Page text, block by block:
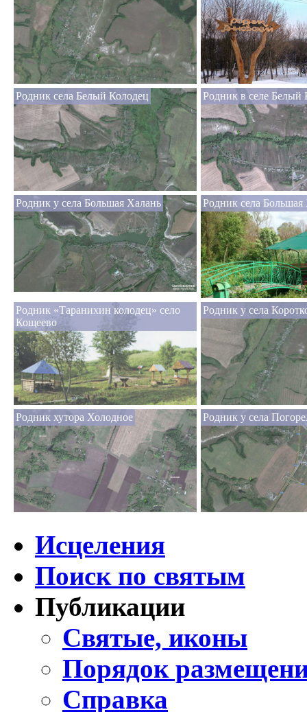
Родник села Белый Колодец Родник в селе Белый
Родник у села Большая Халань Родник села Большая
Родник «Таранихин колодец» село
Кощеево
Родник у села
Родник хутора Холодное Родник у села
Исцеления
Поиск по святым
Публикации
Святые, иконы
Порядок
Справка